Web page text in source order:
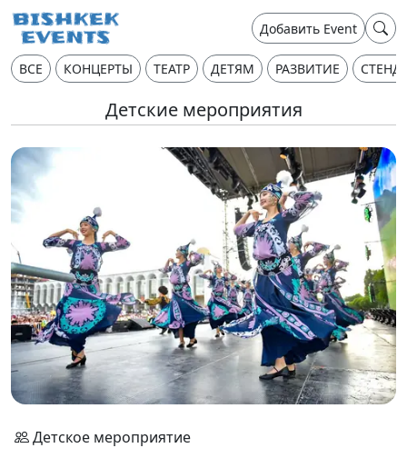
Добавить Event
ВСЕ КОНЦЕРТЫ ТЕАТР ДЕТЯМ РАЗВИТИЕ
Детские мероприятия
Детское мероприятие